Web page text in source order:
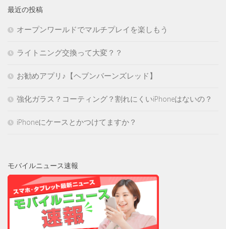
最近の投稿
オープンワールドでマルチプレイを楽しもう
ライトニング交換って大変？？
お勧めアプリ♪【ヘブンバーンズレッド】
強化ガラス？コーティング？割れにくいiPhoneはないの？
iPhoneにケースとかつけてますか？
モバイルニュース速報